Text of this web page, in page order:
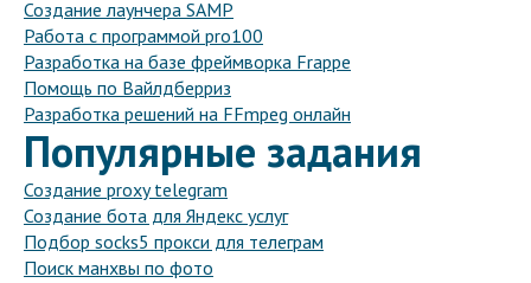
Создание лаунчера SAMP
Работа с программой pro100
Разработка на базе фреймворка Frappe
Помощь по Вайлдберриз
Разработка решений на FFmpeg онлайн
Популярные задания
Создание proxy telegram
Создание бота для Яндекс услуг
Подбор socks5 прокси для телеграм
Поиск манхвы по фото